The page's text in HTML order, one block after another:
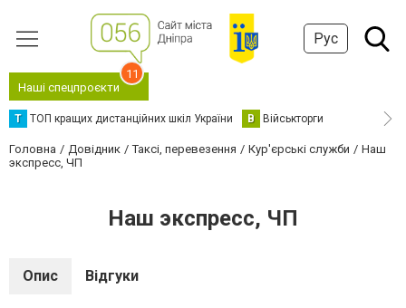
Рус
Наші спецпроєкти
11
Т ТОП кращих дистанційних шкіл України В Військторги
Головна Довідник Таксі, перевезення Кур'єрські служби
Наш
экспресс, ЧП
Наш экспресс, ЧП
Опис Відгуки